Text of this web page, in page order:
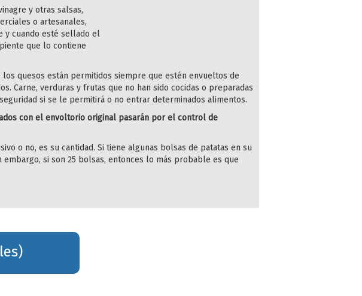
y otras salsas,
o artesanales,
y cuando esté sellado el
que lo contiene
quesos están permitidos siempre que estén envueltos de
Carne, verduras y frutas que no han sido cocidas o preparadas
si se le permitirá o no entrar determinados alimentos.
con el envoltorio original pasarán por el control de
o no, es su cantidad. Si tiene algunas bolsas de patatas en su
si son 25 bolsas, entonces lo más probable es que